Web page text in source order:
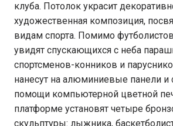
клуба. Потолок украсит
художественная композиция,
видам спорта. Помимо
увидят спускающихся с неба
спортсменов-конников и
нанесут на алюминиевые панели и
помощи компьютерной цветной
платформе установят четыре
скульптуры: лыжника,